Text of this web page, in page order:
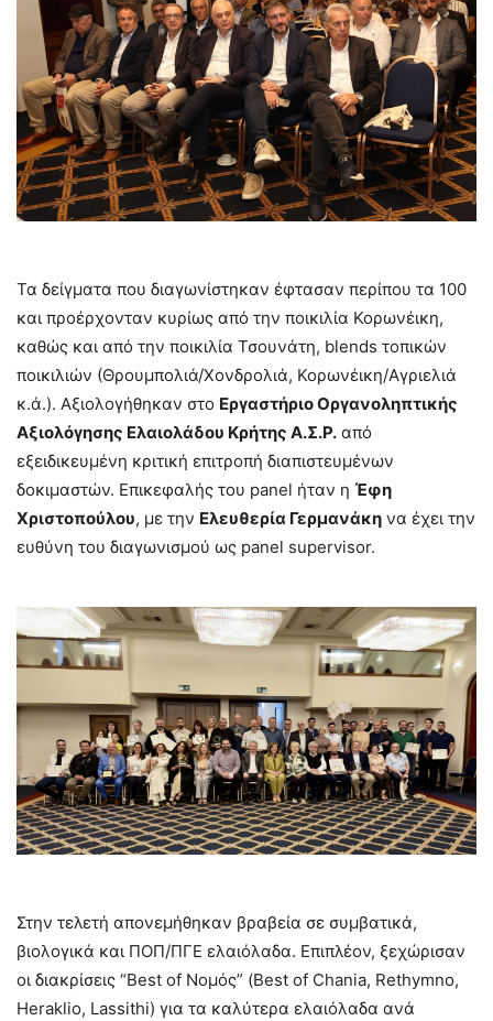
Τα δείγματα που διαγωνίστηκαν έφτασαν περίπου τα 100
και προέρχονταν κυρίως από την ποικιλία Κορωνέικη,
καθώς και από την ποικιλία Τσουνάτη, blends τοπικών
ποικιλιών (Θρουμπολιά/Χονδρολιά, Κορωνέικη/Αγριελιά
κ.ά.). Αξιολογήθηκαν στο Εργαστήριο Οργανοληπτικής
Αξιολόγησης Ελαιολάδου Κρήτης Α.Σ.Ρ. από
εξειδικευμένη κριτική επιτροπή διαπιστευμένων
δοκιμαστών. Επικεφαλής του panel ήταν η Έφη
Χριστοπούλου, με την Ελευθερία Γερμανάκη να έχει την
ευθύνη του διαγωνισμού ως panel supervisor.
Στην τελετή απονεμήθηκαν βραβεία σε συμβατικά,
βιολογικά και ΠΟΠ/ΠΓΕ ελαιόλαδα. Επιπλέον, ξεχώρισαν
οι διακρίσεις “Best of Νομός” (Best of Chania, Rethymno,
Heraklio, Lassithi) για τα καλύτερα ελαιόλαδα ανά